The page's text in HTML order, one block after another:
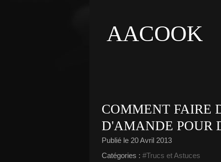
AACOOK
COMMENT FAIRE
D'AMANDE POUR
Publié le 20 Avril 2013
Catégories : #Trucs et Astuces